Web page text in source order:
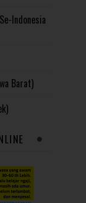
Indonesia
Barat)